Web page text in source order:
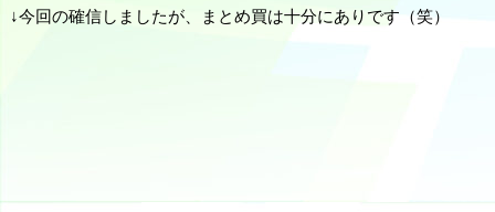
↓今回の確信しましたが、まとめ買は十分にありです（笑）